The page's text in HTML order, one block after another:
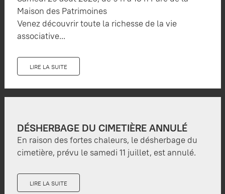
Maison des Patrimoines
Venez découvrir toute la richesse de la vie
associative...
LIRE LA SUITE
DÉSHERBAGE DU CIMETIÈRE ANNULÉ
En raison des fortes chaleurs, le désherbage du
cimetière, prévu le samedi 11 juillet, est annulé.
LIRE LA SUITE